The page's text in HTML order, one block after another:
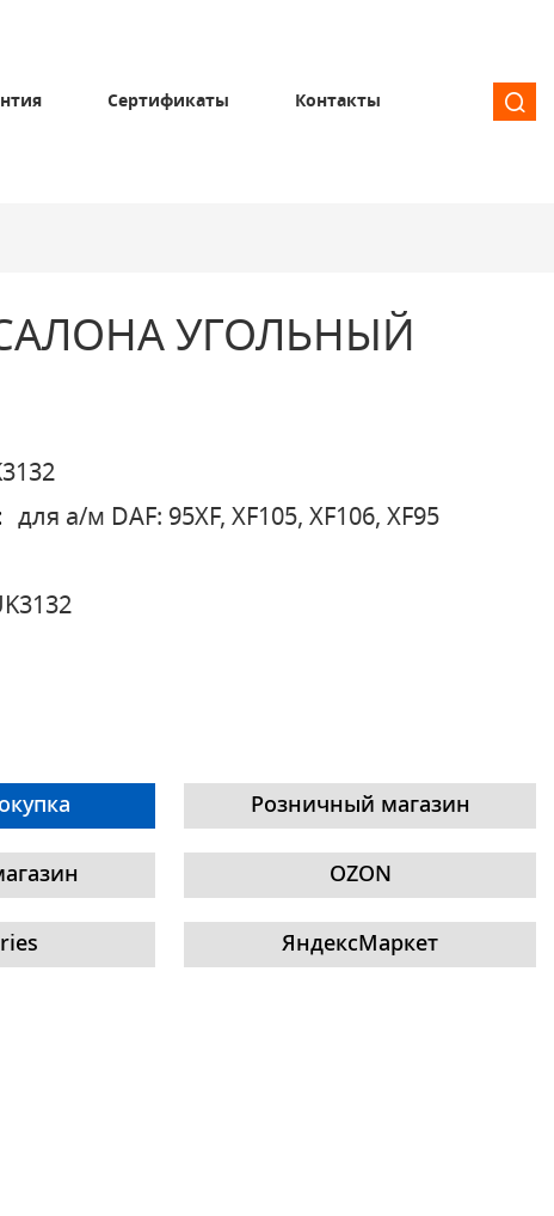
Сертификаты Контакты
УГОЛЬНЫЙ
для а/м DAF: 95XF, XF105, XF106, XF95
Розничный магазин
OZON
ЯндексМаркет